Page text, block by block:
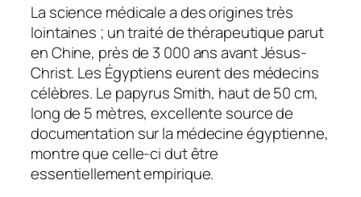
La science médicale a des origines très
lointaines ; un traité de thérapeutique parut
en Chine, près de 3 000 ans avant Jésus-
Christ. Les Égyptiens eurent des médecins
célèbres. Le papyrus Smith, haut de 50 cm,
long de 5 mètres, excellente source de
documentation sur la médecine égyptienne,
montre que celle-ci dut être
essentiellement empirique.